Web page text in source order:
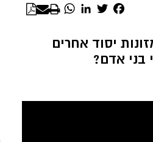
Facebook
Twitter
LinkedIn
WhatsApp
יסוד אחרים
בני אדם?